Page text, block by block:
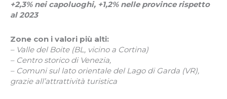
+2,3% nei capoluoghi, +1,2% nelle province rispetto
al 2023
Zone con i valori più alti:
– Valle del Boite (BL, vicino a Cortina)
– Centro storico di Venezia,
– Comuni sul lato orientale del Lago di Garda (VR),
grazie all’attrattività turistica